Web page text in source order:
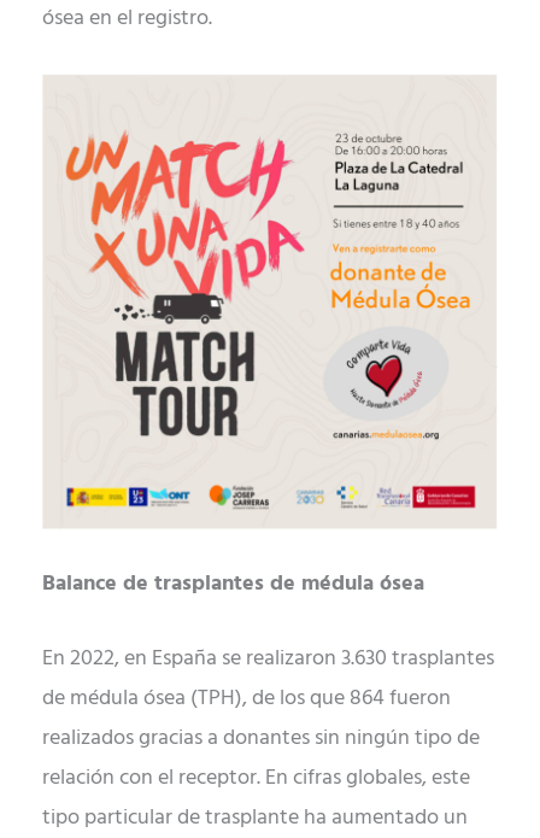
ósea en el registro.
Balance de trasplantes de médula ósea
En 2022, en España se realizaron 3.630 trasplantes
de médula ósea (TPH), de los que 864 fueron
realizados gracias a donantes sin ningún tipo de
relación con el receptor. En cifras globales, este
tipo particular de trasplante ha aumentado un